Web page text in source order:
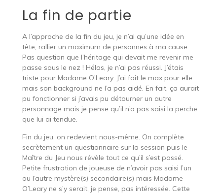
La fin de partie
A l’approche de la fin du jeu, je n’ai qu’une idée en
tête, rallier un maximum de personnes à ma cause.
Pas question que l’héritage qui devait me revenir me
passe sous le nez ! Hélas, je n’ai pas réussi. J’étais
triste pour Madame O’Leary. J’ai fait le max pour elle
mais son background ne l’a pas aidé. En fait, ça aurait
pu fonctionner si j’avais pu détourner un autre
personnage mais je pense qu’il n’a pas saisi la perche
que lui ai tendue.
Fin du jeu, on redevient nous-même. On complète
secrètement un questionnaire sur la session puis le
Maître du Jeu nous révèle tout ce qu’il s’est passé.
Petite frustration de joueuse de n’avoir pas saisi l’un
ou l’autre mystère(s) secondaire(s) mais Madame
O’Leary ne s’y serait, je pense, pas intéressée. Cette